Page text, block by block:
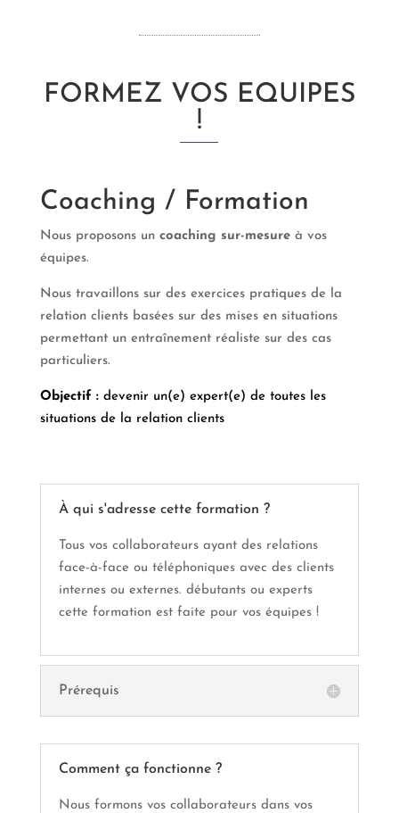
FORMEZ VOS EQUIPES
!
Coaching / Formation
Nous proposons un coaching sur-mesureà vos
équipes.
Nous travaillons sur des exercices pratiques de la
relation clients basées sur des mises en situations
permettant un entraînement réaliste sur des cas
particuliers.
Objectif :devenir un(e) expert(e) de toutes les
situations de la relation clients
À qui s'adresse cette formation ?
Tous vos collaborateurs ayant des relations
face-à-face ou téléphoniques avec des clients
internes ou externes. débutants ou experts
cette formation est faite pour vos équipes !
Prérequis
Comment ça fonctionne ?
Nous formons vos collaborateurs dans vos